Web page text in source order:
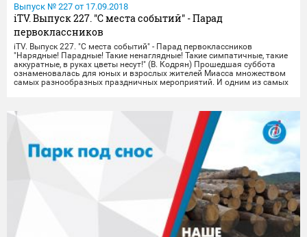
Выпуск № 227 от 17.09.2018
iTV. Выпуск 227. "С места событий" - Парад
первоклассников
iTV. Выпуск 227. "С места событий" - Парад первоклассников
"Нарядные! Парадные! Такие ненаглядные! Такие симпатичные, такие
аккуратные, в руках цветы несут!" (В. Кодрян) Прошедшая суббота
ознаменовалась для юных и взрослых жителей Миасса множеством
самых разнообразных праздничных мероприятий. И одним из самых
дружной колонной от ТРК "Слон" до центральной площади, где
развернулась фотогалерея под открытым небом. Организаторы и